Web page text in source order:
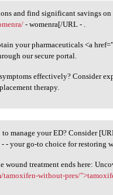
and find significant savings
- womenra[/URL - .
your pharmaceuticals <a
our secure portal.
effectively? Consider
therapy.
manage your ED? Consider
- your go-to choice for restoring
wound treatment ends here:
tamoxifen-without-pres/